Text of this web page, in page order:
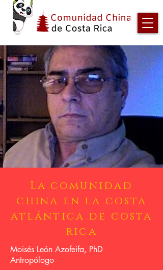
La comunidad
china en la costa
atlántica de costa
rica
Moisés León Azofeifa, PhD
Antropólogo